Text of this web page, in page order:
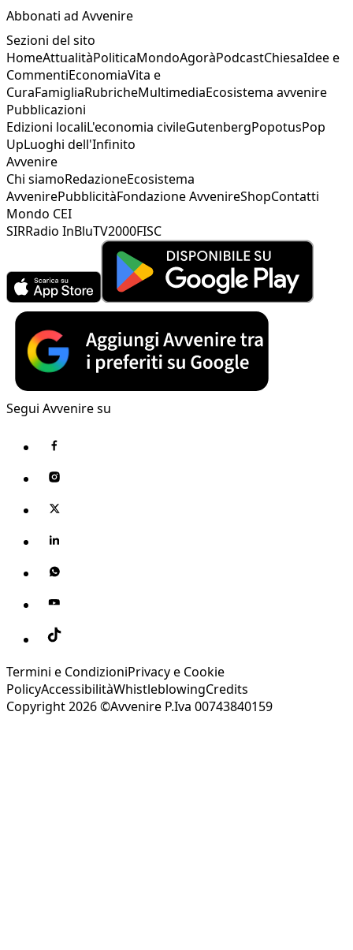
Abbonati ad Avvenire
Sezioni del sito
HomeAttualitàPoliticaMondoAgoràPodcastChiesaIdee e
CommentiEconomiaVita e
CuraFamigliaRubricheMultimediaEcosistema avvenire
Pubblicazioni
Edizioni localiL'economia civileGutenbergPopotusPop
UpLuoghi dell'Infinito
Avvenire
Chi siamoRedazioneEcosistema
AvvenirePubblicitàFondazione AvvenireShopContatti
Mondo CEI
SIRRadio InBluTV2000FISC
Segui Avvenire su
Termini e CondizioniPrivacy e Cookie
PolicyAccessibilitàWhistleblowingCredits
Copyright 2026 ©Avvenire P.Iva 00743840159